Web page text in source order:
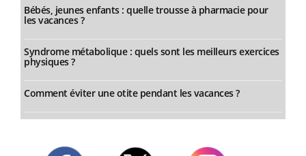
Bébés, jeunes enfants : quelle trousse à pharmacie pour
les vacances ?
Syndrome métabolique : quels sont les meilleurs exercices
physiques ?
Comment éviter une otite pendant les vacances ?